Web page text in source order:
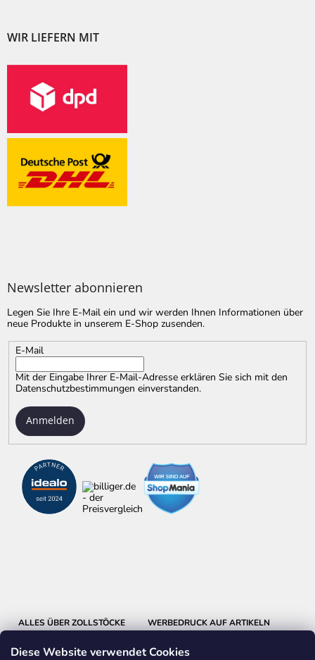
Diese Website verwendet Cookies
WIR LIEFERN MIT
Newsletter abonnieren
Legen Sie Ihre E-Mail ein und wir werden Ihnen Informationen über
neue Produkte in unserem E-Shop zusenden.
E-Mail
Mit der Eingabe Ihrer E-Mail-Adresse erklären Sie sich mit den
Datenschutzbestimmungen einverstanden.
Anmelden
ALLES ÜBER ZOLLSTÖCKE WERBEDRUCK AUF ARTIKELN